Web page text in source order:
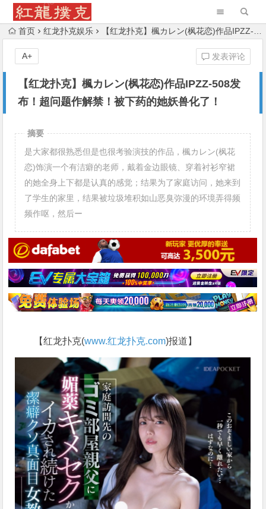
首页 红龙扑克娱乐 【红龙扑克】楓カレン(枫花恋)作品IPZZ-508发布！超问题作解禁！被下药的她妖兽化了！
【红龙扑克】楓カレン(枫花恋)作品IPZZ-508发
布！超问题作解禁！被下药的她妖兽化了！
发表评论
A+
摘要
是大家都很熟悉但是也很考验演技的作品，楓カレン(枫花
恋)饰演一个有洁癖的老师，戴着金边眼镜、穿着衬衫窄裙
的她全身上下都是认真的感觉；结果为了家庭访问，她来到
了学生的家里，结果被垃圾堆积如山恶臭弥漫的环境弄得频
频作呕，然后ー
【红龙扑克(www.红龙扑克.com)报道】